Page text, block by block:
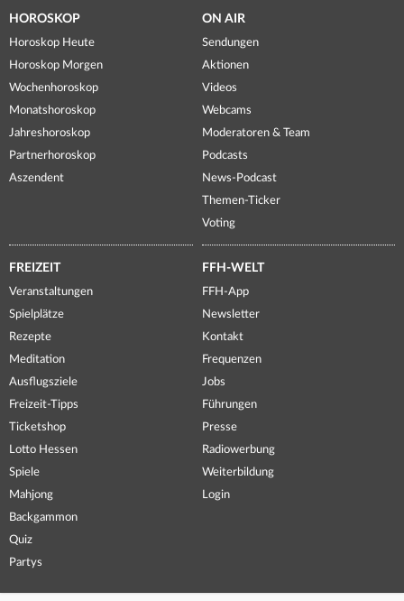
HOROSKOP
Horoskop Heute
Horoskop Morgen
Wochenhoroskop
Monatshoroskop
Jahreshoroskop
Partnerhoroskop
Aszendent
ON AIR
Sendungen
Aktionen
Videos
Webcams
Moderatoren & Team
Podcasts
News-Podcast
Themen-Ticker
Voting
FREIZEIT
Veranstaltungen
Spielplätze
Rezepte
Meditation
Ausflugsziele
Freizeit-Tipps
Ticketshop
Lotto Hessen
Spiele
Mahjong
Backgammon
Quiz
Partys
FFH-WELT
FFH-App
Newsletter
Kontakt
Frequenzen
Jobs
Führungen
Presse
Radiowerbung
Weiterbildung
Login